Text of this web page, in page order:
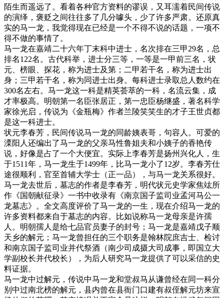
陌生而遥远了。看着各种官方资料的谬误，又耳濡着民间传说
的演绎，褒贬之间往往多了几分噱头，少了许多严肃。还原真
实的马一龙，我觉得现在已经是一个不得不说的话题，一项不
得不做的事情了。
马一龙在嘉靖二十六年丁末科中进士，名次排在三甲29名，总
排名122名。古代科举，进士分三等，一等是一甲前三名，状
元、榜眼、探花，称为进士及第；二甲若干名，称为进士出
身；三甲若干名，称为同进士出身。每科进士录取总人数约在
300名左右。马一龙这一科是精英荟萃的一科，名流云集，成
才率极高。明朝第一名臣张居正，第一忠臣杨继盛，著名科学
家徐光启，传说为《金瓶梅》作者兰陵笑笑生的才子王世贞都
是这一科进士。
状元李春芳，民间传说马一龙的同龄姨表哥，句容人。可爱的
溧阳人还编出了马一龙的父亲马性鲁姐夫和小姨子的香艳传
说，好像是占了一个大便宜。实际上李春芳是扬州兴化人，生
于1511年，马一龙生于1499年，比马一龙小了12岁。李春芳仕
途很顺利，官至首辅大学士（正一品），与马一龙关系很好。
马一龙去世后，墓志的作者是李春芳，明代状元史学家焦竑所
作《国朝献征录》一书中收录有《南京国子监司业孟河马公一
龙墓志》。全文高度评价了马一龙的一生，现在介绍马一龙的
许多资料都来自于墓志的内容。比如说称马一龙母亲是许孺
人。明朝孺人是给七品官员妻子的封号；马一龙是嘉靖戊子顺
天乡的解元；马一龙曾担任的三个职务是翰林院庶吉士、检讨
和南京国子监司业并代祭酒（南少司成摄大司成事，即国立大
学副校长并代校长），为后人研究马一龙提供了可以采信的史
料证据。
马一龙中过解元，传说中马一龙和堂叔马从谦曾经在同一科分
别中过南北榜的解元，县内曾在县衙门口建有叔侄解元坊来宣